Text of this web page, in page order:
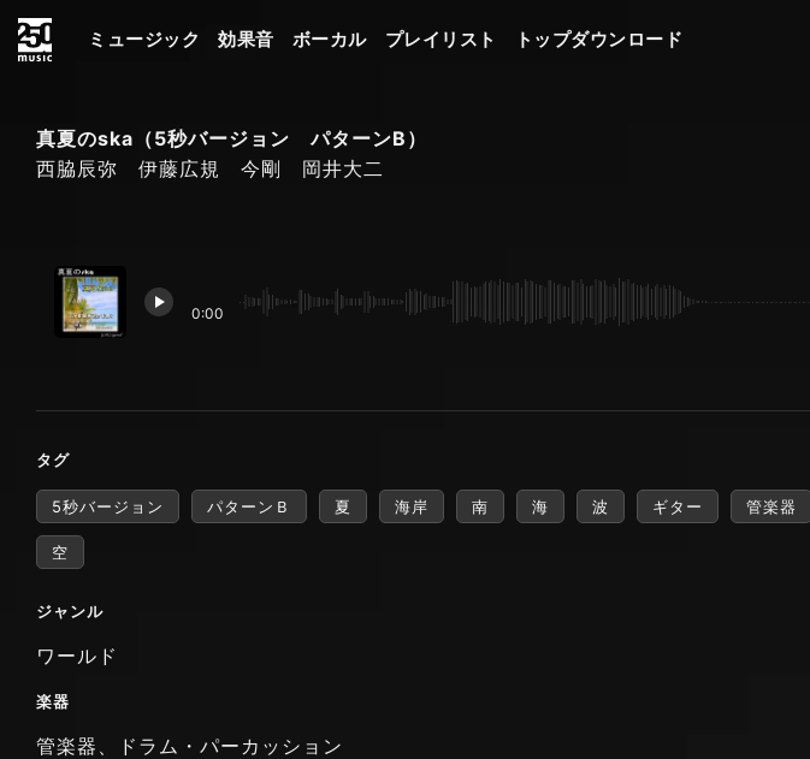
ミュージック 効果音 ボーカル プレイリスト トップダウンロード
真夏のska（5秒バージョン パターンB）
西脇辰弥 伊藤広規 今剛 岡井大二
0:00
タグ
5秒バージョン パターンＢ 夏 海岸 南 海 波 ギター 管楽器
空
ジャンル
ワールド
楽器
管楽器、ドラム・パーカッション